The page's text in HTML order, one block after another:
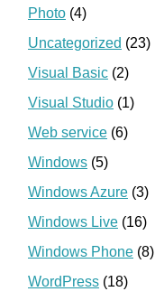
Photo (4)
Uncategorized (23)
Visual Basic (2)
Visual Studio (1)
Web service (6)
Windows (5)
Windows Azure (3)
Windows Live (16)
Windows Phone (8)
WordPress (18)